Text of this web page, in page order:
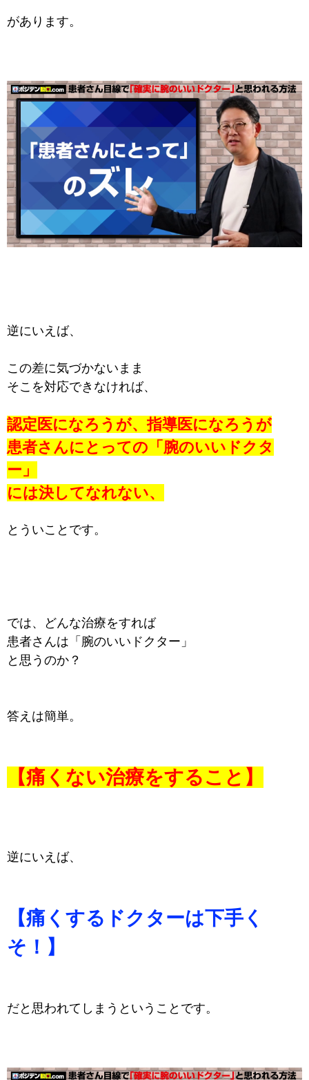
があります。
逆にいえば、
この差に気づかないまま
そこを対応できなければ、
認定医になろうが、指導医になろうが
患者さんにとっての「腕のいいドクタ
ー」
には決してなれない、
とういことです。
では、どんな治療をすれば
患者さんは「腕のいいドクター」
と思うのか？
答えは簡単。
【痛くない治療をすること】
逆にいえば、
【痛くするドクターは下手く
そ！】
だと思われてしまうということです。